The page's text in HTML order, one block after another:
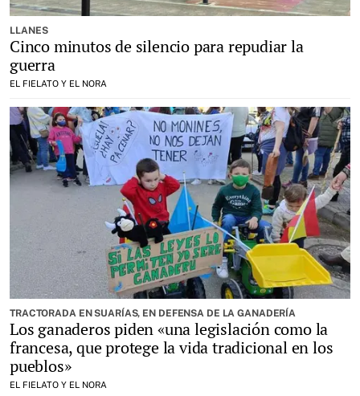
LLANES
Cinco minutos de silencio para repudiar la
guerra
EL FIELATO Y EL NORA
TRACTORADA EN SUARÍAS, EN DEFENSA DE LA GANADERÍA
Los ganaderos piden «una legislación como la
francesa, que protege la vida tradicional en los
pueblos»
EL FIELATO Y EL NORA